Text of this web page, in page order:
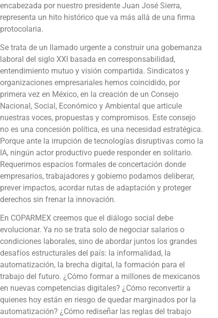
encabezada por nuestro presidente Juan José Sierra,
representa un hito histórico que va más allá de una firma
protocolaria.
Se trata de un llamado urgente a construir una gobernanza
laboral del siglo XXI basada en corresponsabilidad,
entendimiento mutuo y visión compartida. Sindicatos y
organizaciones empresariales hemos coincidido, por
primera vez en México, en la creación de un Consejo
Nacional, Social, Económico y Ambiental que articule
nuestras voces, propuestas y compromisos. Este consejo
no es una concesión política, es una necesidad estratégica.
Porque ante la irrupción de tecnologías disruptivas como la
IA, ningún actor productivo puede responder en solitario.
Requerimos espacios formales de concertación donde
empresarios, trabajadores y gobierno podamos deliberar,
prever impactos, acordar rutas de adaptación y proteger
derechos sin frenar la innovación.
En COPARMEX creemos que el diálogo social debe
evolucionar. Ya no se trata solo de negociar salarios o
condiciones laborales, sino de abordar juntos los grandes
desafíos estructurales del país: la informalidad, la
automatización, la brecha digital, la formación para el
trabajo del futuro. ¿Cómo formar a millones de mexicanos
en nuevas competencias digitales? ¿Cómo reconvertir a
quienes hoy están en riesgo de quedar marginados por la
automatización? ¿Cómo rediseñar las reglas del trabajo